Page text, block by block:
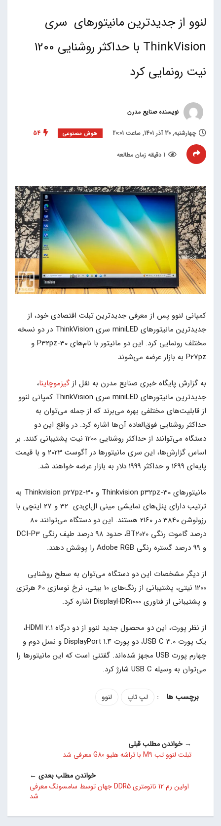
لنوو از جدیدترین مانیتورهای سری
ThinkVision با حداکثر روشنایی 1200
نیت رونمایی کرد
نویسنده صنایع مدرن
چهارشنبه, 30 آذر 1401, ساعت 20:01 هوش مصنوعی 54
1 دقیقه زمان مطالعه
کمپانی لنوو پس از معرفی جدیدترین تبلت اقتصادی خود، از
جدیدترین مانیتورهای miniLED سری ThinkVision در دو نسخه
مختلف رونمایی کرد. این دو مانیتور با نام‌های P32pz-30 و
P27pz به بازار عرضه می‌شوند
به گزارش پایگاه خبری صنایع مدرن به نقل از گیزموچاینا،
جدیدترین مانیتورهای miniLED سری ThinkVision کمپانی لنوو
از قابلیت‌های مختلفی بهره می‌برند که از جمله می‌توان به
حداکثر روشنایی فوق‌العاده آن‌ها اشاره کرد. در واقع این دو
دستگاه می‌توانند از حداکثر روشنایی 1200 نیت پشتیبانی کنند. بر
اساس گزارش‌ها، این سری مانیتورها در آگوست 2023 و با قیمت
پایه‌ای 1699 و حداکثر 1999 دلار به بازار عرضه خواهند شد.
مانیتورهای Thinkvision p32pz-30 و Thinkvision p27pz-30 به
ترتیب دارای پنل‌های نمایشی مینی ال‌ای‌دی 32 و 27 اینچی با
رزولوشن 3840 در 2160 هستند. این دو دستگاه می‌توانند 80
درصد گاموت رنگی BT2020، حدود 98 درصد طیف رنگی DCI-P3
و 99 درصد گستره رنگی Adobe RGB را پوشش دهند.
از دیگر مشخصات این دو دستگاه می‌توان به سطح روشنایی
1200 نیتی، پشتیبانی از رنگ‌های 10 بیتی، نرخ نوسازی 60 هرتزی
و پشتیبانی از فناوری DisplayHDR1000 اشاره کرد.
از نظر پورت، این دو محصول جدید لنوو از دو درگاه HDMI 2.1،
یک پورت 3.0 USB C، دو پورت DisplayPort 1.4 و نسل دوم و
چهارم پورت USB مجهز شده‌اند. گفتنی است که این مانیتور‌ها را
می‌توان به وسیله USB C شارژ کرد.
: لپ تاپ لنوو
→ خواندن مطلب قبلی
تبلت لنوو تب M9 با تراشه هلیو G80 معرفی شد
خواندن مطلب بعدی ←
اولین رم 12 نانومتری DDR5 جهان توسط سامسونگ معرفی
شد